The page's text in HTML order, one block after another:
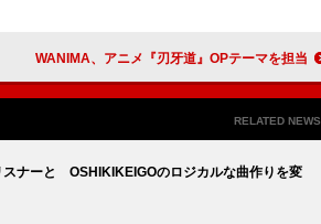
WANIMA、アニメ『刃牙道』OPテーマを担当
RELATED NEWS
スナーと OSHIKIKEIGOのロジカルな曲作りを変